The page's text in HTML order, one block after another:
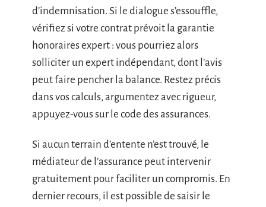
d’indemnisation. Si le dialogue s’essouffle,
vérifiez si votre contrat prévoit la garantie
honoraires expert : vous pourriez alors
solliciter un expert indépendant, dont l’avis
peut faire pencher la balance. Restez précis
dans vos calculs, argumentez avec rigueur,
appuyez-vous sur le code des assurances.
Si aucun terrain d’entente n’est trouvé, le
médiateur de l’assurance peut intervenir
gratuitement pour faciliter un compromis. En
dernier recours, il est possible de saisir le